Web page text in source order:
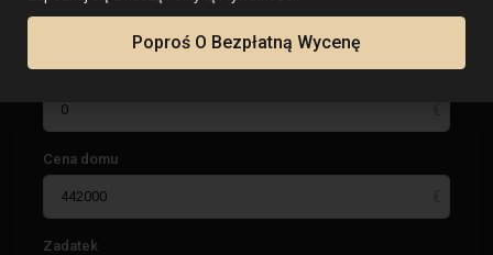
Opłata stowarzyszenia właścicieli domów
Cena domu
Zadatek
Poproś O Bezpłatną Wycenę